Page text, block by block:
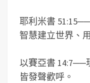
耶利米書 51:15──
智慧建立世界、
以賽亞書 14:7──
皆發聲歡呼。